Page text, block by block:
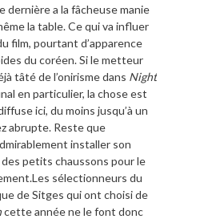
dernière a la fâcheuse manie
la table. Ce qui va influer
film, pourtant d’apparence
du coréen. Si le metteur
tâté de l’onirisme dans Night
en particulier, la chose est
ici, du moins jusqu’à un
abrupte. Reste que
installer son
petits chaussons pour le
sélectionneurs du
de Sitges qui ont choisi de
cette année ne le font donc